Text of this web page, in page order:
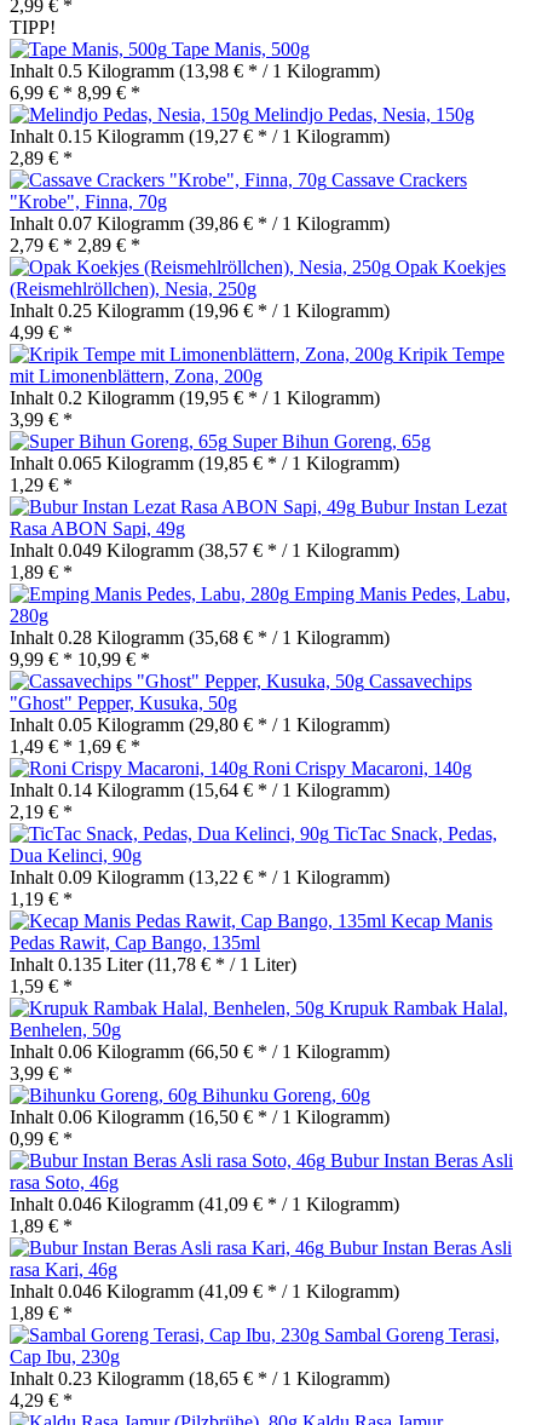
2,99 € *
TIPP!
Tape Manis, 500g
Inhalt 0.5 Kilogramm (13,98 € * / 1 Kilogramm)
6,99 € * 8,99 € *
Melindjo Pedas, Nesia, 150g
Inhalt 0.15 Kilogramm (19,27 € * / 1 Kilogramm)
2,89 € *
Cassave Crackers
"Krobe", Finna, 70g
Inhalt 0.07 Kilogramm (39,86 € * / 1 Kilogramm)
2,79 € * 2,89 € *
Opak Koekjes
(Reismehlröllchen), Nesia, 250g
Inhalt 0.25 Kilogramm (19,96 € * / 1 Kilogramm)
4,99 € *
Kripik Tempe
mit Limonenblättern, Zona, 200g
Inhalt 0.2 Kilogramm (19,95 € * / 1 Kilogramm)
3,99 € *
Super Bihun Goreng, 65g
Inhalt 0.065 Kilogramm (19,85 € * / 1 Kilogramm)
1,29 € *
Bubur Instan Lezat
Rasa ABON Sapi, 49g
Inhalt 0.049 Kilogramm (38,57 € * / 1 Kilogramm)
1,89 € *
Emping Manis Pedes, Labu,
280g
Inhalt 0.28 Kilogramm (35,68 € * / 1 Kilogramm)
9,99 € * 10,99 € *
Cassavechips
"Ghost" Pepper, Kusuka, 50g
Inhalt 0.05 Kilogramm (29,80 € * / 1 Kilogramm)
1,49 € * 1,69 € *
Roni Crispy Macaroni, 140g
Inhalt 0.14 Kilogramm (15,64 € * / 1 Kilogramm)
2,19 € *
TicTac Snack, Pedas,
Dua Kelinci, 90g
Inhalt 0.09 Kilogramm (13,22 € * / 1 Kilogramm)
1,19 € *
Kecap Manis
Pedas Rawit, Cap Bango, 135ml
Inhalt 0.135 Liter(11,78 € * / 1 Liter)
1,59 € *
Krupuk Rambak Halal,
Benhelen, 50g
Inhalt 0.06 Kilogramm (66,50 € * / 1 Kilogramm)
3,99 € *
Bihunku Goreng, 60g
Inhalt 0.06 Kilogramm (16,50 € * / 1 Kilogramm)
0,99 € *
Bubur Instan Beras Asli
rasa Soto, 46g
Inhalt 0.046 Kilogramm (41,09 € * / 1 Kilogramm)
1,89 € *
Bubur Instan Beras Asli
rasa Kari, 46g
Inhalt 0.046 Kilogramm (41,09 € * / 1 Kilogramm)
1,89 € *
Sambal Goreng Terasi,
Cap Ibu, 230g
Inhalt 0.23 Kilogramm (18,65 € * / 1 Kilogramm)
4,29 € *